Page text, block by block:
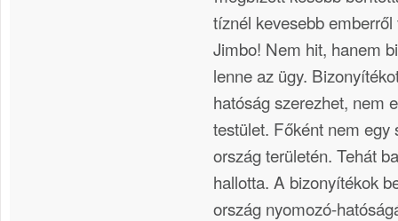
tíznél kevesebb emberről
Jimbo! Nem hit, hanem
lenne az ügy.
hatóság szerezhet, nem
testület. Főként nem egy
ország területén. Tehát
hallotta. A bizonyítékok
ország nyomozó-